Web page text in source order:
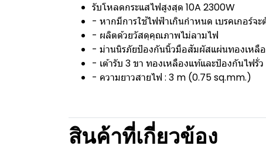
รับโหลดกระแสไฟสูงสุด 10A 2300W
- หากมีการใช้ไฟฟ้าเกินกำหนด เบรคเกอร์
- ผลิตด้วยวัสดุคุณภาพไม่ลามไฟ
- ม่านนิรภัยป้องกันนิ้วมือสัมผัสแผ่นทองเหลื
- เต้ารับ 3 ขา ทองเหลืองแท้และป้องกันไฟรั่ว
- ความยาวสายไฟ : 3 m (0.75 sq.mm.)
สินค้าที่เกี่ยวข้อง